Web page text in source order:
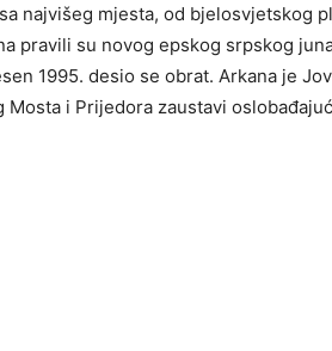
najvišeg mjesta, od bjelosvjetskog
pravili su novog epskog srpskog
1995. desio se obrat. Arkana je
Mosta i Prijedora zaustavi